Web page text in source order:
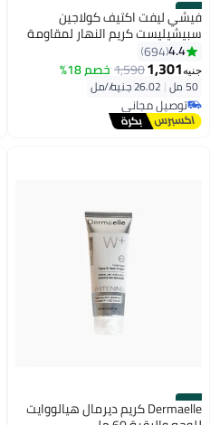
#31
فيشي ليفت اكتيف كولاجين
سبيشيليست كريم النهار لمقاومة
التجاعيد و شد البشرة 50ملليلتر
4.4
694
جنيه1,301
1,590خصم 18%
50 مل |
توصيل مجاني
توصيل مجاني
#33 Dermaelle كريم ديرمال هيالووايت